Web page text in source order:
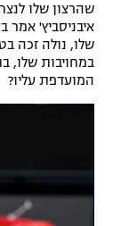
שהרצון שלו
איבניסביץ'
שלו, נולה זכה
המועדפת עליו?